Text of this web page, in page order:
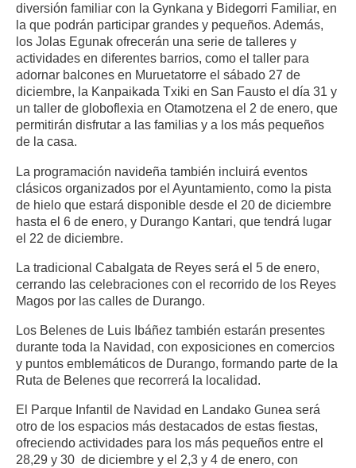
diversión familiar con la Gynkana y Bidegorri Familiar, en
la que podrán participar grandes y pequeños. Además,
los Jolas Egunak ofrecerán una serie de talleres y
actividades en diferentes barrios, como el taller para
adornar balcones en Muruetatorre el sábado 27 de
diciembre, la Kanpaikada Txiki en San Fausto el día 31 y
un taller de globoflexia en Otamotzena el 2 de enero, que
permitirán disfrutar a las familias y a los más pequeños
de la casa.
La programación navideña también incluirá eventos
clásicos organizados por el Ayuntamiento, como la pista
de hielo que estará disponible desde el 20 de diciembre
hasta el 6 de enero, y Durango Kantari, que tendrá lugar
el 22 de diciembre.
La tradicional Cabalgata de Reyes será el 5 de enero,
cerrando las celebraciones con el recorrido de los Reyes
Magos por las calles de Durango.
Los Belenes de Luis Ibáñez también estarán presentes
durante toda la Navidad, con exposiciones en comercios
y puntos emblemáticos de Durango, formando parte de la
Ruta de Belenes que recorrerá la localidad.
El Parque Infantil de Navidad en Landako Gunea será
otro de los espacios más destacados de estas fiestas,
ofreciendo actividades para los más pequeños entre el
28,29 y 30 de diciembre y el 2,3 y 4 de enero, con